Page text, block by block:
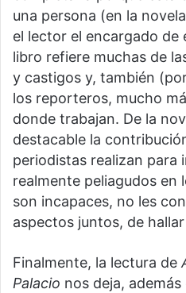
una persona (en la
el lector el encargado de
libro refiere muchas de
y castigos y, también
los reporteros, mucho
donde trabajan. De la
destacable la
periodistas realizan para
realmente peliagudos en
son incapaces, no les
aspectos juntos, de
Finalmente, la lectura de
Palacio nos deja,